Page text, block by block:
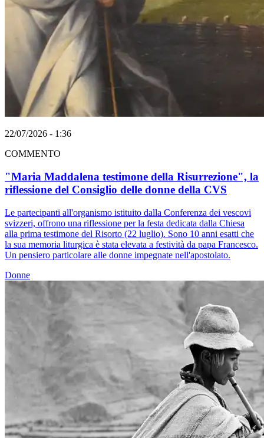
22/07/2026 - 1:36
COMMENTO
"Maria Maddalena testimone della Risurrezione", la
riflessione del Consiglio delle donne della CVS
Le partecipanti all'organismo istituito dalla Conferenza dei vescovi
svizzeri, offrono una riflessione per la festa dedicata dalla Chiesa
alla prima testimone del Risorto (22 luglio). Sono 10 anni esatti che
la sua memoria liturgica è stata elevata a festività da papa Francesco.
Un pensiero particolare alle donne impegnate nell'apostolato.
Donne